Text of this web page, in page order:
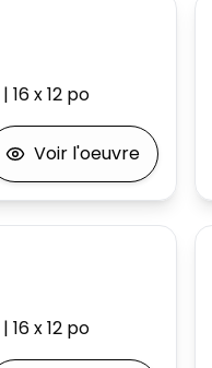
|16 x 12 po
Voir l'oeuvre
|16 x 12 po